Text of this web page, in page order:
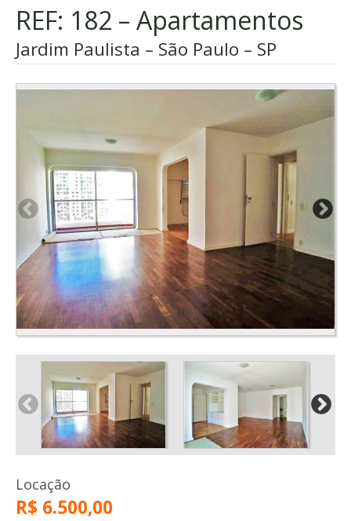
REF: 182 – Apartamentos
Jardim Paulista – São Paulo – SP
Locação
R$ 6.500,00